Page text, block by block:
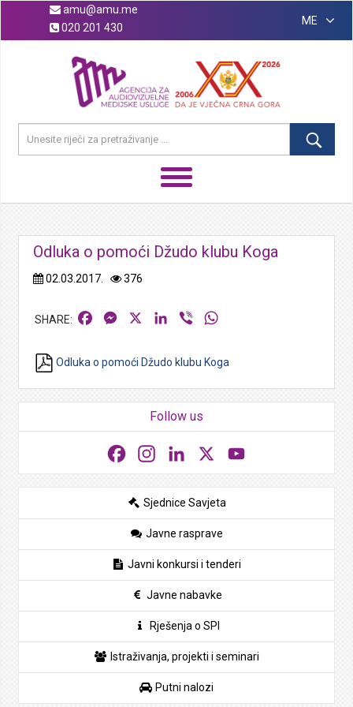
amu@amu.me
020 201 430
ME
Odluka o pomoći Džudo klubu Koga
02.03.2017. 376
FacebookMessengerLinkedIn
Viber
Odluka o pomoći Džudo klubu Koga
Follow us
FacebookInstagramLinkedIn
Sjednice Savjeta
Javne rasprave
Javni konkursi i tenderi
Javne nabavke
Rješenja o SPI
Istraživanja, projekti i seminari
Putni nalozi